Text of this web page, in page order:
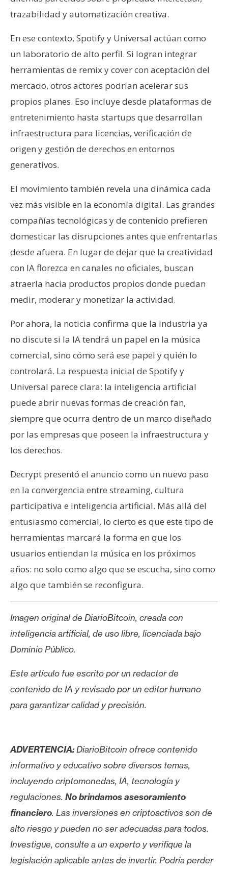
trazabilidad y automatización creativa.
En ese contexto, Spotify y Universal actúan como
un laboratorio de alto perfil. Si logran integrar
herramientas de remix y cover con aceptación del
mercado, otros actores podrían acelerar sus
propios planes. Eso incluye desde plataformas de
entretenimiento hasta startups que desarrollan
infraestructura para licencias, verificación de
origen y gestión de derechos en entornos
generativos.
El movimiento también revela una dinámica cada
vez más visible en la economía digital. Las grandes
compañías tecnológicas y de contenido prefieren
domesticar las disrupciones antes que enfrentarlas
desde afuera. En lugar de dejar que la creatividad
con IA florezca en canales no oficiales, buscan
atraerla hacia productos propios donde puedan
medir, moderar y monetizar la actividad.
Por ahora, la noticia confirma que la industria ya
no discute si la IA tendrá un papel en la música
comercial, sino cómo será ese papel y quién lo
controlará. La respuesta inicial de Spotify y
Universal parece clara: la inteligencia artificial
puede abrir nuevas formas de creación fan,
siempre que ocurra dentro de un marco diseñado
por las empresas que poseen la infraestructura y
los derechos.
Decrypt presentó el anuncio como un nuevo paso
en la convergencia entre streaming, cultura
participativa e inteligencia artificial. Más allá del
entusiasmo comercial, lo cierto es que este tipo de
herramientas marcará la forma en que los
usuarios entiendan la música en los próximos
años: no solo como algo que se escucha, sino como
algo que también se reconfigura.
Imagen original de DiarioBitcoin, creada con
inteligencia artificial, de uso libre, licenciada bajo
Dominio Público.
Este artículo fue escrito por un redactor de
contenido de IA y revisado por un editor humano
para garantizar calidad y precisión.
ADVERTENCIA:DiarioBitcoin ofrece contenido
informativo y educativo sobre diversos temas,
incluyendo criptomonedas, IA, tecnología y
regulaciones. No brindamos asesoramiento
financiero. Las inversiones en criptoactivos son de
alto riesgo y pueden no ser adecuadas para todos.
Investigue, consulte a un experto y verifique la
legislación aplicable antes de invertir. Podría perder